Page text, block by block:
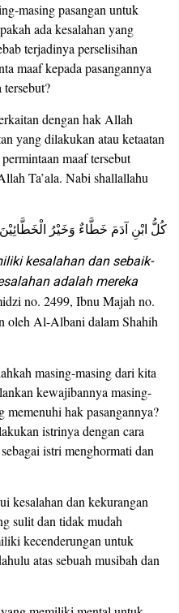
masing pasangan untuk
ada kesalahan yang
terjadinya perselisihan
maaf kepada pasangannya
dengan hak Allah
yang dilakukan atau ketaatan
maaf tersebut
Ta’ala. Nabi shallallahu
كُلُّ ابْنِ آدَمَ خَطَّاءٌ وَخَيْرُ الْخَطَّائِيْنَ
kesalahan dan sebaik-
adalah mereka
no. 2499, Ibnu Majah no.
oleh Al-Albani dalam Shahih
masing-masing dari kita
kewajibannya masing-
memenuhi hak pasangannya?
istrinya dengan cara
istri menghormati dan
kesalahan dan kekurangan
sulit dan tidak mudah
kecenderungan untuk
atas sebuah musibah dan